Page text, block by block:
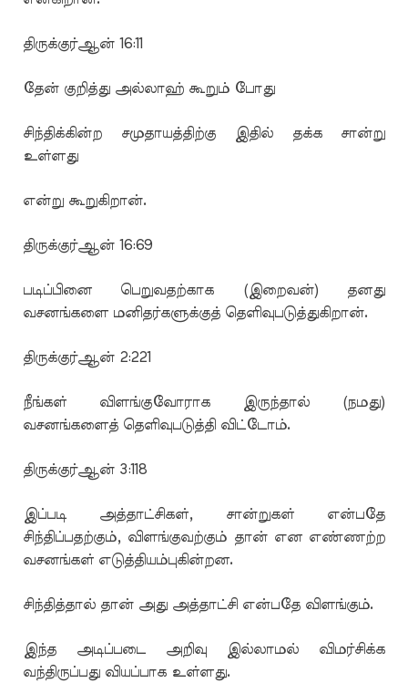
திருக்குர்ஆன் 16:11
தேன் குறித்து அல்லாஹ் கூறும் போது
சிந்திக்கின்ற சமுதாயத்திற்கு இதில் தக்க சான்று
உள்ளது
என்று கூறுகிறான்.
திருக்குர்ஆன் 16:69
படிப்பினை பெறுவதற்காக (இறைவன்) தனது
வசனங்களை மனிதர்களுக்குத் தெளிவுபடுத்துகிறான்.
திருக்குர்ஆன் 2:221
நீங்கள் விளங்குவோராக இருந்தால் (நமது)
வசனங்களைத் தெளிவுபடுத்தி விட்டோம்.
திருக்குர்ஆன் 3:118
இப்படி அத்தாட்சிகள், சான்றுகள் என்பதே
சிந்திப்பதற்கும், விளங்குவற்கும் தான் என எண்ணற்ற
வசனங்கள் எடுத்தியம்புகின்றன.
சிந்தித்தால் தான் அது அத்தாட்சி என்பதே விளங்கும்.
இந்த அடிப்படை அறிவு இல்லாமல் விமர்சிக்க
வந்திருப்பது வியப்பாக உள்ளது.